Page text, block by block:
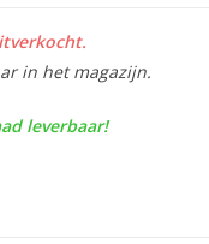
in het magazijn.
leverbaar!